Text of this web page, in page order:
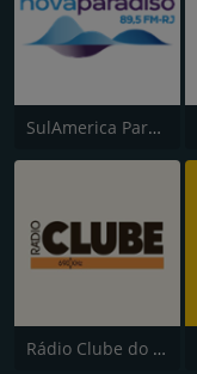
SulAmerica Paradiso FM
Rádio Clube do Pará